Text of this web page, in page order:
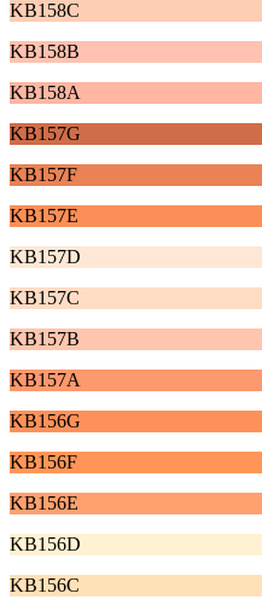
KB158C
KB158B
KB158A
KB157G
KB157F
KB157E
KB157D
KB157C
KB157B
KB157A
KB156G
KB156F
KB156E
KB156D
KB156C